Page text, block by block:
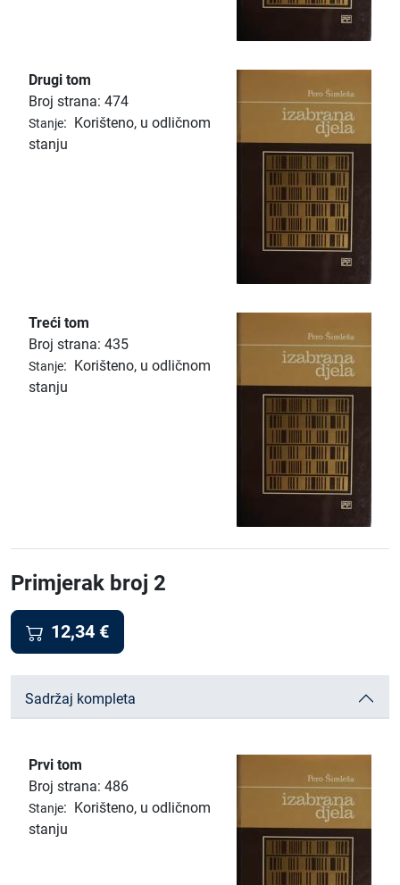
Drugi tom
Broj strana: 474
Stanje: Korišteno, u odličnom
stanju
Treći tom
Broj strana: 435
Stanje: Korišteno, u odličnom
stanju
Primjerak broj 2
12,34 €
Sadržaj kompleta
Prvi tom
Broj strana: 486
Stanje: Korišteno, u odličnom
stanju